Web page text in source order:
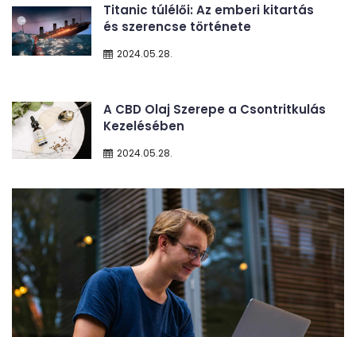
2024.05.28.
Titanic túlélői: Az emberi kitartás
és szerencse története
2024.05.28.
A CBD Olaj Szerepe a Csontritkulás
Kezelésében